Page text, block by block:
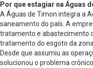
Por que estagiar na Águas
A Águas de Timon integra a
saneamento do país. A
tratamento e abastecimento
tratamento do esgoto da
Desde que assumiu as
solucionou o problema